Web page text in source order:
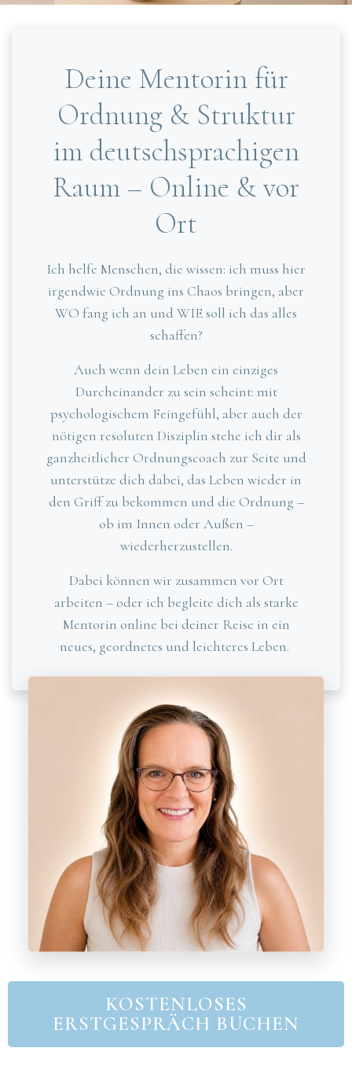
Deine Mentorin für
Ordnung & Struktur
im deutschsprachigen
Raum – Online & vor
Ort
Ich helfe Menschen, die wissen: ich muss hier
irgendwie Ordnung ins Chaos bringen, aber
WO fang ich an und WIE soll ich das alles
schaffen?
Auch wenn dein Leben ein einziges
Durcheinander zu sein scheint: mit
psychologischem Feingefühl, aber auch der
nötigen resoluten Disziplin stehe ich dir als
ganzheitlicher Ordnungscoach zur Seite und
unterstütze dich dabei, das Leben wieder in
den Griff zu bekommen und die Ordnung –
ob im Innen oder Außen –
wiederherzustellen.
Dabei können wir zusammen vor Ort
arbeiten – oder ich begleite dich als starke
Mentorin online bei deiner Reise in ein
neues, geordnetes und leichteres Leben.
KOSTENLOSES
ERSTGESPRÄCH BUCHEN